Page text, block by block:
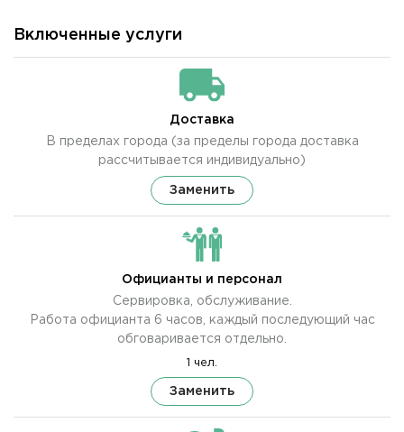
Включенные услуги
Доставка
В пределах города (за пределы города доставка
рассчитывается индивидуально)
Заменить
Официанты и персонал
Сервировка, обслуживание.
Работа официанта 6 часов, каждый последующий час
обговаривается отдельно.
1 чел.
Заменить